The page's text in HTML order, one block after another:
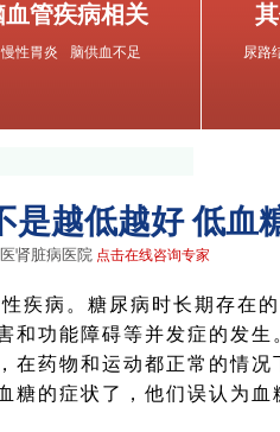
血管疾病相关
慢性胃炎
脑供血不足
尿路
是越低越好 低血
肾脏病医院 点击在线咨询专家
疾病。糖尿病时长期存在
和功能障碍等并发症的发生
在药物和运动都正常的情况
糖的症状了，他们误认为血